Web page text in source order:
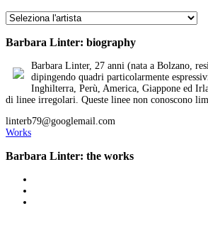
Barbara Linter: biography
Barbara Linter, 27 anni (nata a Bolzano,
dipingendo quadri particolarmente
Inghilterra, Perù, America, Giappone ed
di linee irregolari. Queste linee non conoscono
linterb79@googlemail.com
Works
Barbara Linter: the works